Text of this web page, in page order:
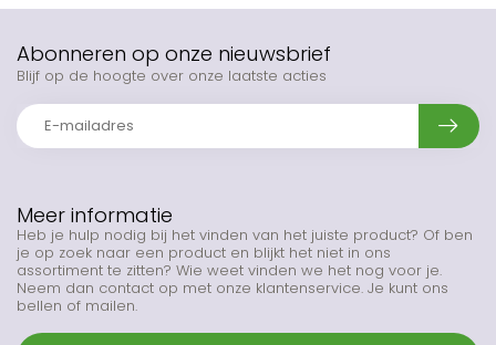
Meer informatie
Heb je hulp nodig bij het vinden van het juiste product? Of ben
je op zoek naar een product en blijkt het niet in ons
assortiment te zitten? Wie weet vinden we het nog voor je.
Neem dan contact op met onze klantenservice. Je kunt ons
bellen of mailen.
Abonneren op onze nieuwsbrief
Blijf op de hoogte over onze laatste acties